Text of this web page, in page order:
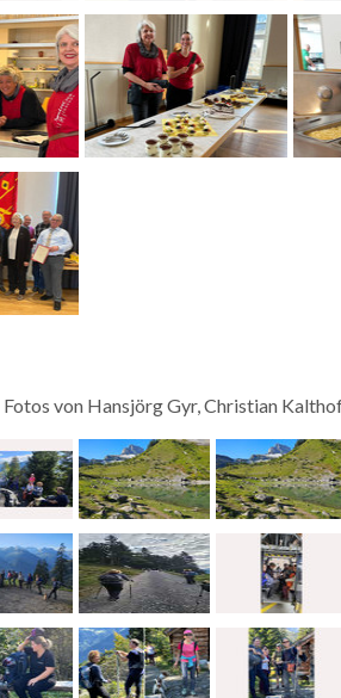
Fotos von Hansjörg Gyr, Christian